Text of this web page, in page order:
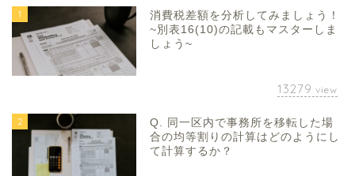
1
消費税差額を分析してみましょう！
~別表16(10)の記載もマスターしま
しょう~
13279 view
2
Q. 同一区内で事務所を移転した場
合の均等割りの計算はどのようにし
て計算するか？